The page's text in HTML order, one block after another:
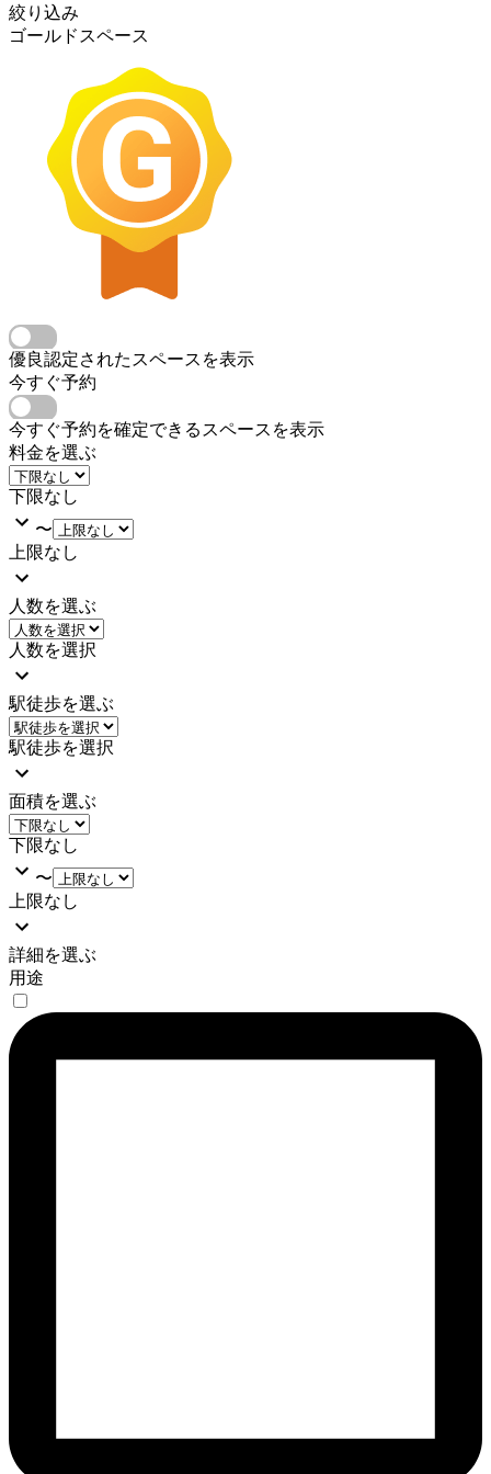
絞り込み
ゴールドスペース
優良認定されたスペースを表示
今すぐ予約
今すぐ予約を確定できるスペースを表示
料金を選ぶ
下限なし
〜
上限なし
人数を選ぶ
人数を選択
駅徒歩を選ぶ
駅徒歩を選択
面積を選ぶ
下限なし
〜
上限なし
詳細を選ぶ
用途